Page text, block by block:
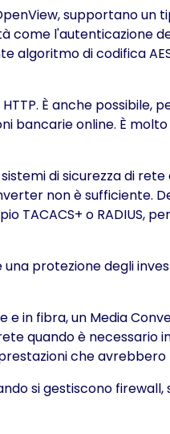
supportano un
come l'autenticazione
algoritmo di codifica
È anche possibile,
bancarie online. È
di sicurezza di
non è sufficiente.
TACACS+ o RADIUS,
una protezione degli
in fibra, un Media
quando è necessario
che
si gestiscono firewall,